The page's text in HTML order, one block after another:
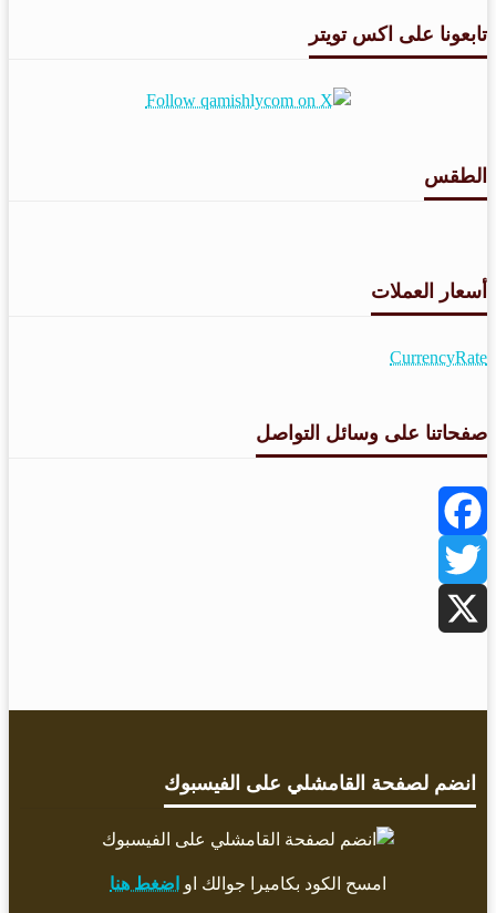
تابعونا على اكس تويتر
الطقس
أسعار العملات
CurrencyRate
صفحاتنا على وسائل التواصل
Facebook
Twitter
انضم لصفحة القامشلي على الفيسبوك
امسح الكود بكاميرا جوالك او اضغط هنا